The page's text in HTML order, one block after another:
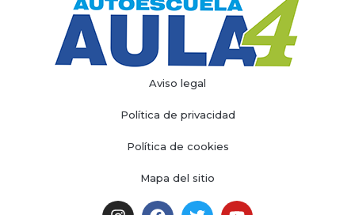
Aviso legal
Política de privacidad
Política de cookies
Mapa del sitio